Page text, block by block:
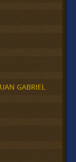
GABRIEL